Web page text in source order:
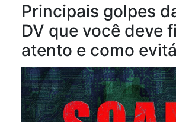
Principais golpes
DV que você deve
atento e como